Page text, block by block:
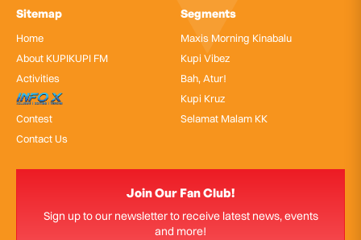
Sitemap
Home
About KUPIKUPI FM
Activities
InfoX
Contest
Contact Us
Segments
Maxis Morning Kinabalu
Kupi Vibez
Bah, Atur!
Kupi Kruz
Selamat Malam KK
Join Our Fan Club!
Sign up to our newsletter to receive latest news, events
and more!